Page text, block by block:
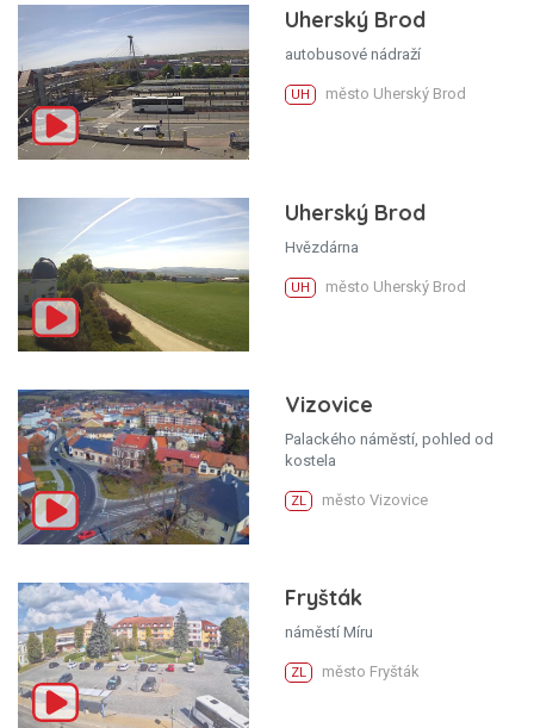
Uherský Brod
autobusové nádraží
UH město Uherský Brod
Uherský Brod
Hvězdárna
UH město Uherský Brod
Vizovice
Palackého náměstí, pohled od
kostela
ZL město Vizovice
Fryšták
náměstí Míru
ZL město Fryšták